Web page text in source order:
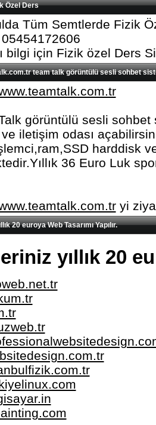
Özel Ders
Tüm Semtlerde Fizik
bilgi için Fizik özel Ders
team talk görüntülü sesli sohbet
görüntülü sesli
iletişim odası
harddisk
36 Euro Luk
yi
20 euroya Web Tasarımı Yapılır.
yıllık 20